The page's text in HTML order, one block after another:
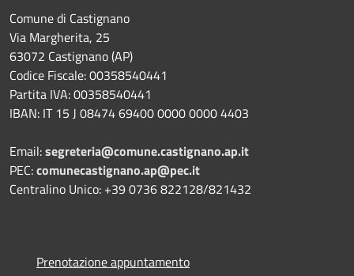
Comune di Castignano
Via Margherita, 25
63072 Castignano (AP)
Codice Fiscale: 00358540441
Partita IVA: 00358540441
IBAN: IT 15 J 08474 69400 0000 0000 4403
Email:segreteria@comune.castignano.ap.it
PEC:comunecastignano.ap@pec.it
Centralino Unico: +39 0736 822128/821432
Prenotazione appuntamento